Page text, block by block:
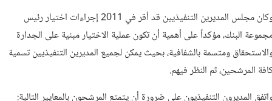
وكان مجلس المديرين التنفيذيين قد أقر في 2011 إجراءات اختيار رئيس
البنك، مؤكداً على أهمية أن تكون عملية الاختيار مبنية على الجدارة
ومتسمة بالشفافية، بحيث يمكن لجميع المديرين التنفيذيين تسمية
المرشحين، ثم النظر فيهم.
المديرون التنفيذيون على ضرورة أن يتمتع المرشحون بالمعايير التالية: